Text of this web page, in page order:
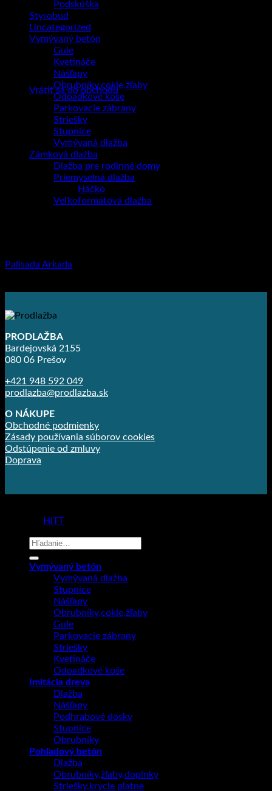
Žiadne produkty v košíku.
Vrátiť sa do obchodu
Podskúška
Styrobud
Uncategorized
Vymývaný betón
Gule
Kvetináče
Nášľapy
Obrubníky,cokle,žľaby
Odpadkové koše
Parkovacie zábrany
Striešky
Stupnice
Vymývaná dlažba
Zámková dlažba
Dlažba pre rodinné domy
Priemyselná dlažba
Háčko
Veľkoformátová dlažba
Palisada Arkada
PRODLAŽBA
Bardejovská 2155
080 06 Prešov
+421 948 592 049
prodlazba@prodlazba.sk
O NÁKUPE
Obchodné podmienky
Zásady používania súborov cookies
Odstúpenie od zmluvy
Doprava
HiTT
Hľadať:
Vymývaný betón
Vymývaná dlažba
Stupnice
Nášľapy
Obrubníky,cokle,žľaby
Gule
Parkovacie zábrany
Striešky
Kvetináče
Odpadkové koše
Imitácia dreva
Dlažba
Nášľapy
Podhrabové dosky
Stupnice
Obrubníky
Pohľadový betón
Dlažba
Obrubníky,žľaby,doplnky
Striešky,krycie platne